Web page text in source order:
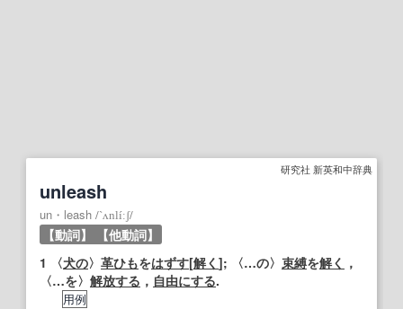
研究社 新英和中辞典
unleash
un・leash /`ʌnlíːʃ/
【動詞】
【他動詞】
1 〈犬の〉 革ひもをはずす[解く ]; 〈…の〉 束縛を解く ，
〈…を〉 解放する ， 自由にする.
用例